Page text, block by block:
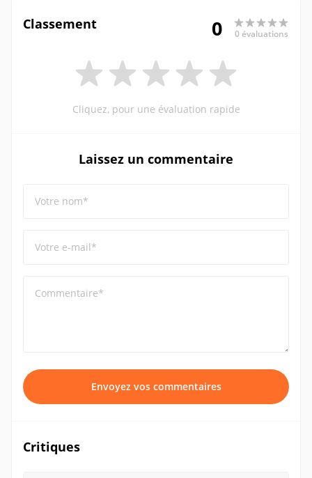
Classement 0 0 évaluations
Cliquez, pour une évaluation rapide
Laissez un commentaire
Votre nom*
Votre e-mail*
Commentaire*
Envoyez vos commentaires
Critiques